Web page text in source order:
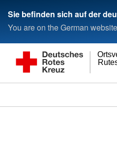
Sie befinden sich auf der
You are on the German